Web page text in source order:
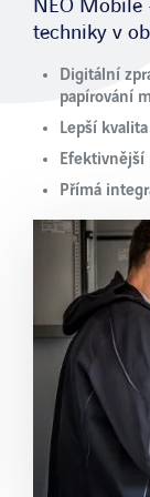
APLIKACE
Software
Software
Služby
Poradenství
Integrace
Metodika
Provoz a
Odvetvi
Strojírenství a
NEO Mobile
techniky v
Digitální
papírování
Lepší
Efektivnější
Přímá